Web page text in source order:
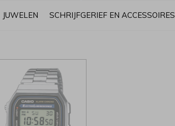
JUWELEN SCHRIJFGERIEF EN ACCESSOIRES